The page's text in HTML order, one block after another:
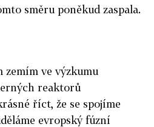
směru poněkud zaspala.
ve výzkumu
reaktorů
říct, že se spojíme
evropský fúzní